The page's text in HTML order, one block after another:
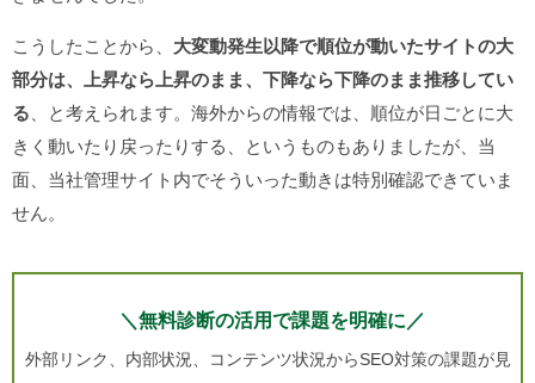
こうしたことから、 大変動発生以降で順位が動いたサイトの大
部分は、上昇なら上昇のまま、下降なら下降のまま推移してい
る 、と考えられます。海外からの情報では、順位が日ごとに大
きく動いたり戻ったりする、というものもありましたが、当
面、当社管理サイト内でそういった動きは特別確認できていま
せん。
＼無料診断の活用で課題を明確に／
外部リンク、内部状況、コンテンツ状況からSEO対策の課題が見